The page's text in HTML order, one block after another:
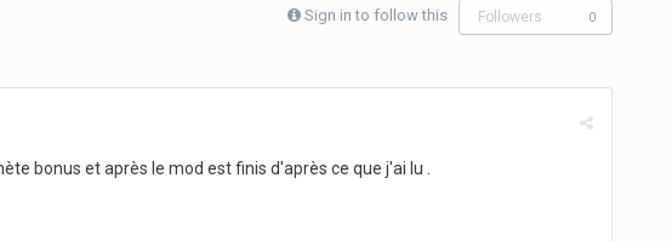
Sign in to follow this Followers 0
bonus et après le mod est finis d'après ce que j'ai lu .